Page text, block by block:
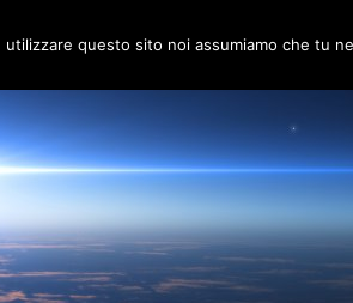
questo sito noi assumiamo che tu